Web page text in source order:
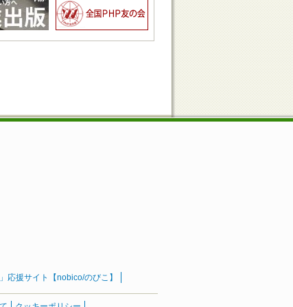
応援サイト【nobico/のびこ】